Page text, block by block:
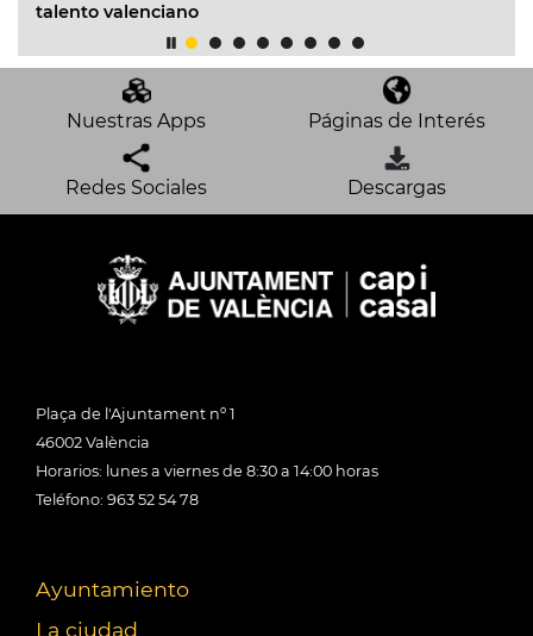
talento valenciano
Nuestras Apps Páginas de Interés
Redes Sociales Descargas
Plaça de l'Ajuntament nº 1
46002 València
Horarios: lunes a viernes de 8:30 a 14:00 horas
Teléfono: 963 52 54 78
Ayuntamiento
La ciudad